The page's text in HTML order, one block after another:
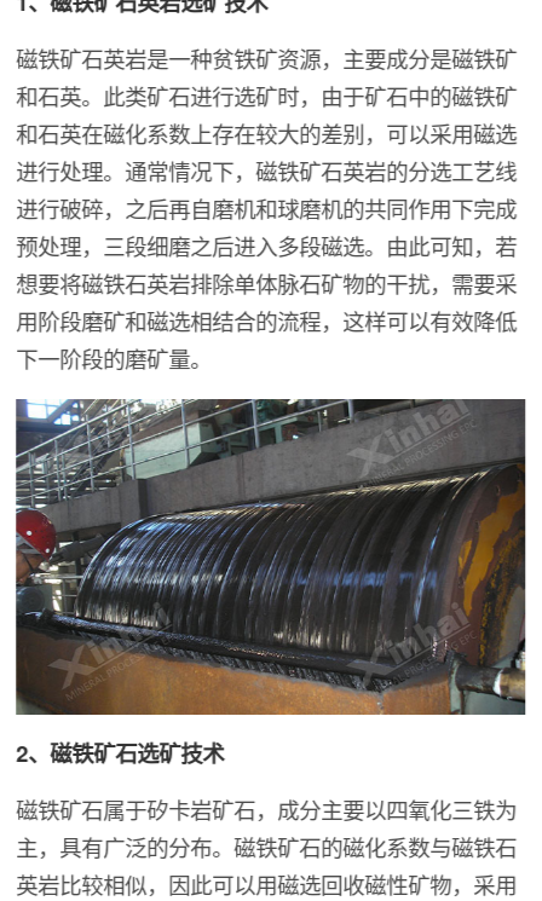
磁铁矿石英岩是一种贫铁矿资源，主要成分是磁铁矿
和石英。此类矿石进行选矿时，由于矿石中的磁铁矿
和石英在磁化系数上存在较大的差别，可以采用磁选
进行处理。通常情况下，磁铁矿石英岩的分选工艺线
进行破碎，之后再自磨机和球磨机的共同作用下完成
预处理，三段细磨之后进入多段磁选。由此可知，若
想要将磁铁石英岩排除单体脉石矿物的干扰，需要采
用阶段磨矿和磁选相结合的流程，这样可以有效降低
下一阶段的磨矿量。
2、磁铁矿石选矿技术
磁铁矿石属于矽卡岩矿石，成分主要以四氧化三铁为
主，具有广泛的分布。磁铁矿石的磁化系数与磁铁石
英岩比较相似，因此可以用磁选回收磁性矿物，采用